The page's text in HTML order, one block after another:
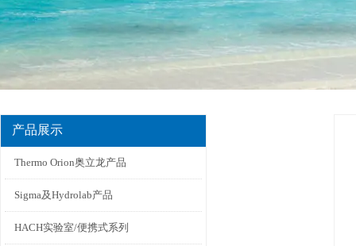
产品展示
Thermo Orion奥立龙产品
Sigma及Hydrolab产品
HACH实验室/便携式系列